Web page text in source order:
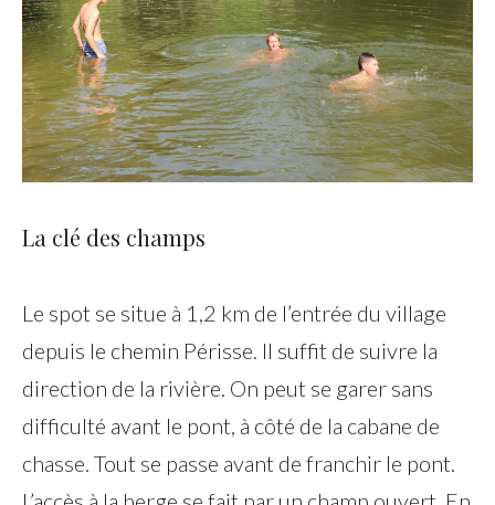
La clé des champs
Le spot se situe à 1,2 km de l’entrée du village
depuis le chemin Périsse. Il suffit de suivre la
direction de la rivière. On peut se garer sans
difficulté avant le pont, à côté de la cabane de
chasse. Tout se passe avant de franchir le pont.